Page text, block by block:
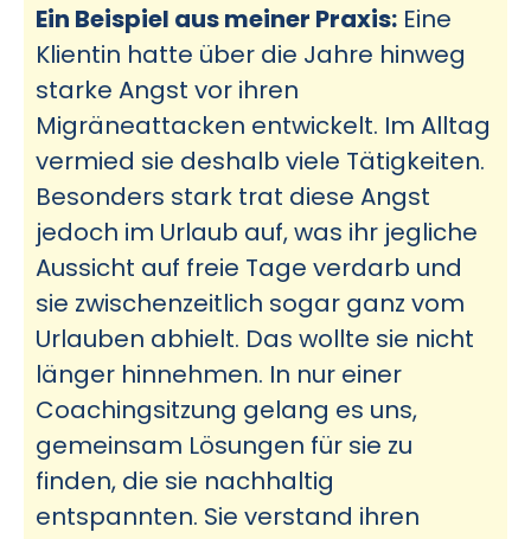
Ein Beispiel aus meiner Praxis: Eine
Klientin hatte über die Jahre hinweg
starke Angst vor ihren
Migräneattacken entwickelt. Im Alltag
vermied sie deshalb viele Tätigkeiten.
Besonders stark trat diese Angst
jedoch im Urlaub auf, was ihr jegliche
Aussicht auf freie Tage verdarb und
sie zwischenzeitlich sogar ganz vom
Urlauben abhielt. Das wollte sie nicht
länger hinnehmen. In nur einer
Coachingsitzung gelang es uns,
gemeinsam Lösungen für sie zu
finden, die sie nachhaltig
entspannten. Sie verstand ihren